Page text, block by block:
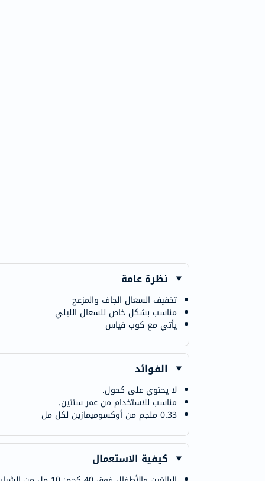
نظرة عامة
تخفيف السعال الجاف والمزعج
مناسب بشكل خاص للسعال الليلي
يأتي مع كوب قياس
الفوائد
لا يحتوي على كحول.
مناسب للاستخدام من عمر سنتين.
0.33 ملجم من أوكسوميمازين لكل مل
كيفية الاستعمال